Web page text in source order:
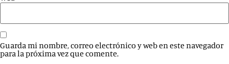
Guarda mi nombre, correo electrónico y web en este navegador
para la próxima vez que comente.